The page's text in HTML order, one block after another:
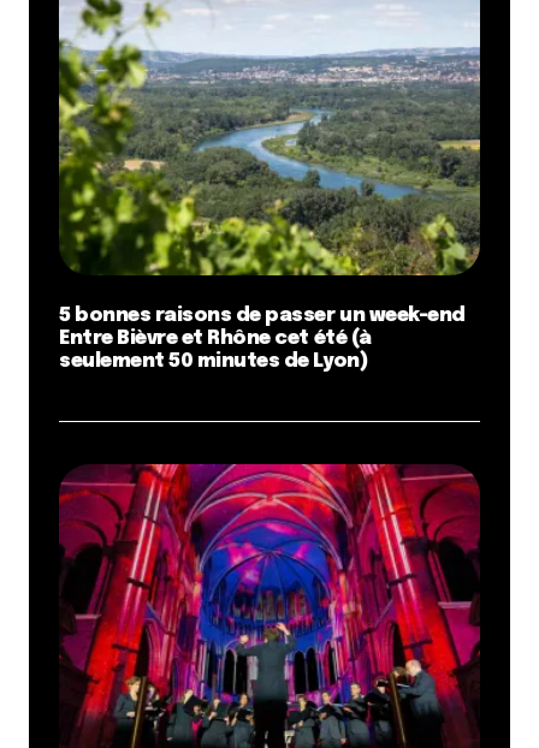
5 bonnes raisons de passer un week-end
Entre Bièvre et Rhône cet été (à
seulement 50 minutes de Lyon)